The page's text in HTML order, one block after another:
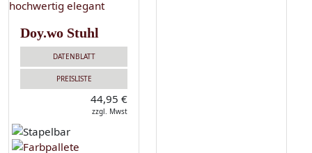
Doy.wo Stuhl
DATENBLATT
PREISLISTE
44,95 €
zzgl. Mwst